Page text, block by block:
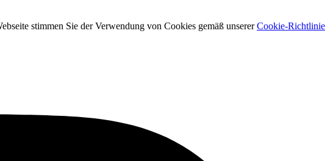
stimmen Sie der Verwendung von Cookies gemäß unsererCookie-Richtlinie